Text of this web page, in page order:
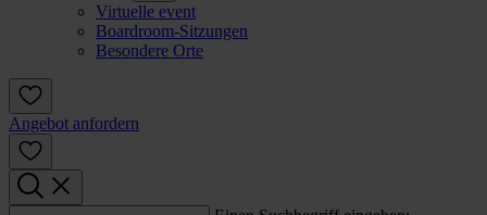
Virtuelle event
Boardroom-Sitzungen
Besondere Orte
Angebot anfordern